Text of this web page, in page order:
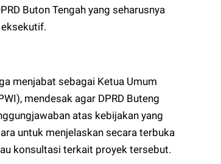
Buton Tengah yang seharusnya
menjabat sebagai Ketua Umum
mendesak agar DPRD Buteng
atas kebijakan yang
untuk menjelaskan secara terbuka
konsultasi terkait proyek tersebut.